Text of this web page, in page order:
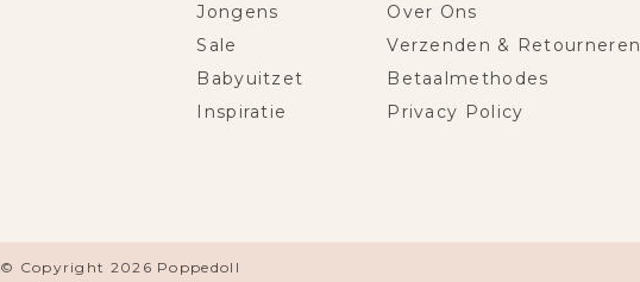
Jongens
Sale
Babyuitzet
Inspiratie
Over Ons
Verzenden & Retourneren
Betaalmethodes
Privacy Policy
© Copyright 2026 Poppedoll